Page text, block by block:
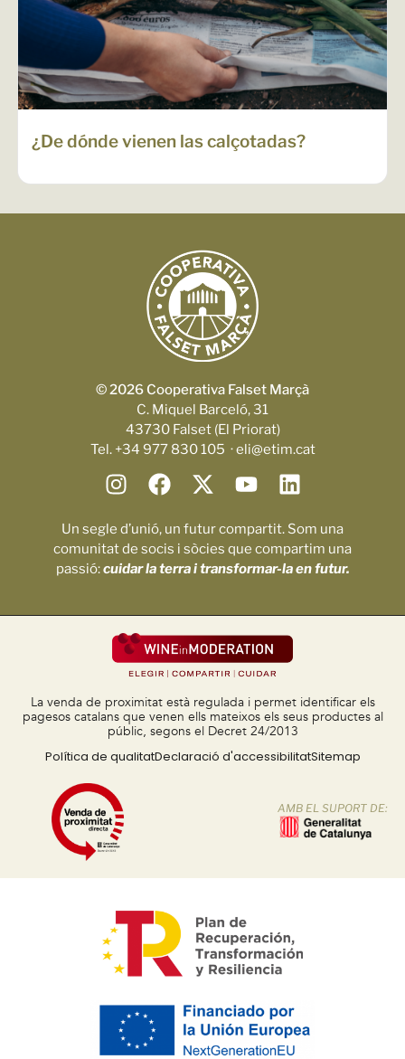
¿De dónde vienen las calçotadas?
© 2026 Cooperativa Falset Marçà
C. Miquel Barceló, 31
43730 Falset (El Priorat)
Tel. +34 977 830 105 · eli@etim.cat
Un segle d’unió, un futur compartit. Som una
comunitat de socis i sòcies que compartim una
passió:cuidar la terra i transformar-la en futur.
La venda de proximitat està regulada i permet identificar els
pagesos catalans que venen ells mateixos els seus productes al
públic, segons el Decret 24/2013
Política de qualitatDeclaració d'accessibilitatSitemap
AMB EL SUPORT DE: